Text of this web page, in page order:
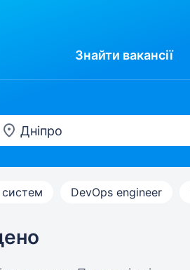
Знайти вакансії
DevOps engineer